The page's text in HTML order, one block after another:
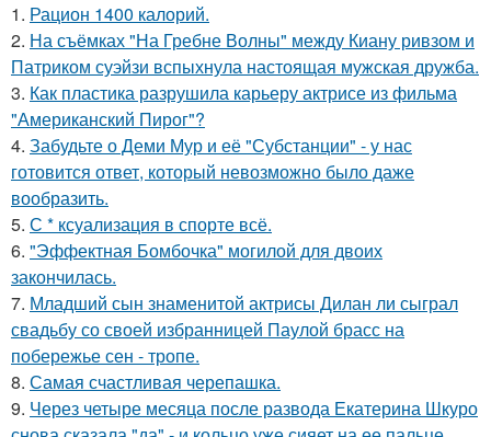
1. Рацион 1400 калорий.
2. На съёмках "На Гребне Волны" между Киану ривзом и
Патриком суэйзи вспыхнула настоящая мужская дружба.
3. Как пластика разрушила карьеру актрисе из фильма
"Американский Пирог"?
4. Забудьте о Деми Мур и её "Субстанции" - у нас
готовится ответ, который невозможно было даже
вообразить.
5. С * ксуализация в спорте всё.
6. "Эффектная Бомбочка" могилой для двоих
закончилась.
7. Младший сын знаменитой актрисы Дилан ли сыграл
свадьбу со своей избранницей Паулой брасс на
побережье сен - тропе.
8. Самая счастливая черепашка.
9. Через четыре месяца после развода Екатерина Шкуро